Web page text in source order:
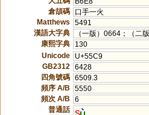
倉頡碼
口手一火
Matthews
5491
漢語大字典
（一版）0664；（二
康熙字典
130
Unicode
U+55C9
GB2312
6428
四角號碼 6509.3
頻序 A/B
5550
頻次 A/B
6
普通話 s